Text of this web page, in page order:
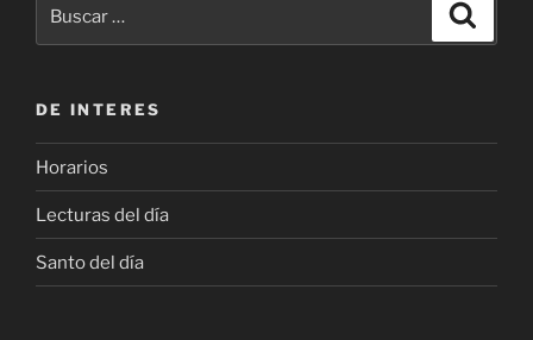
DE INTERES
Horarios
Lecturas del día
Santo del día